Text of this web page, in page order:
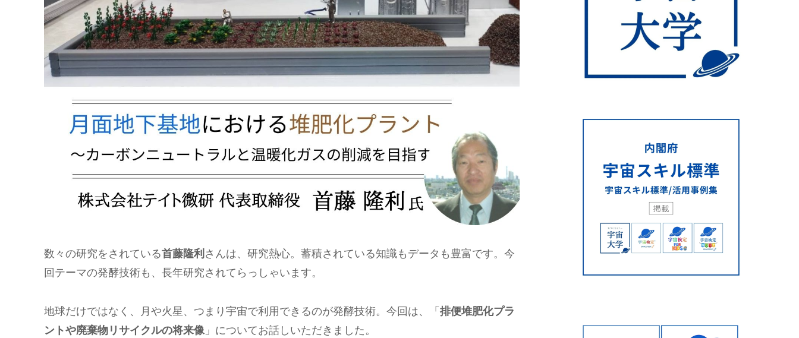
数々の研究をされている首藤隆利 さんは、研究熱心。蓄積されている知識もデータも豊富です。今
回テーマの発酵技術も、長年研究されてらっしゃいます。
地球だけではなく、月や火星、つまり宇宙で利用できるのが発酵技術。今回は、「 排便堆肥化プラ
ントや廃棄物リサイクルの将来像 」についてお話しいただきました。